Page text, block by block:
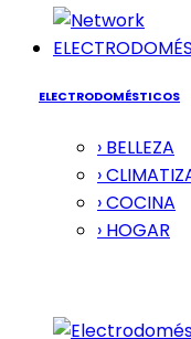
ELECTRODOMÉSTICOS
› BELLEZA
›
› COCINA
› HOGAR